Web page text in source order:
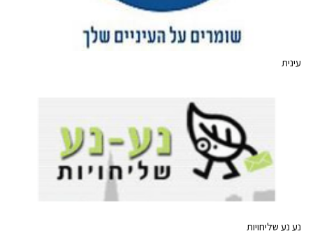
עינית
נע נע שליחויות